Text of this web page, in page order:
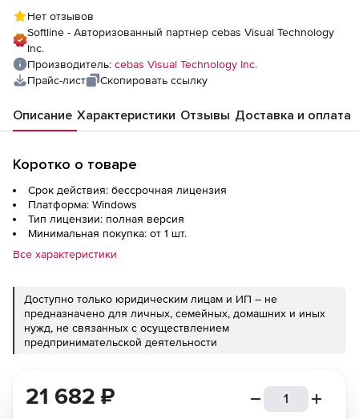
Нет отзывов
Softline - Авторизованный партнер cebas Visual Technology
Inc.
Производитель: cebas Visual Technology Inc.
Прайс-лист
Скопировать ссылку
Описание Характеристики Отзывы Доставка и оплата
Коротко о товаре
Срок действия: бессрочная лицензия
Платформа: Windows
Тип лицензии: полная версия
Минимальная покупка: от 1 шт.
Все характеристики
Доступно только юридическим лицам и ИП – не
предназначено для личных, семейных, домашних и иных
нужд, не связанных с осуществлением
предпринимательской деятельности
21 682 ₽